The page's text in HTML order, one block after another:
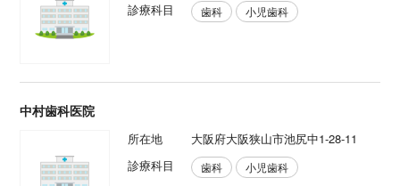
診療科目
歯科 小児歯科
中村歯科医院
所在地
大阪府大阪狭山市池尻中1-28-11
診療科目
歯科 小児歯科